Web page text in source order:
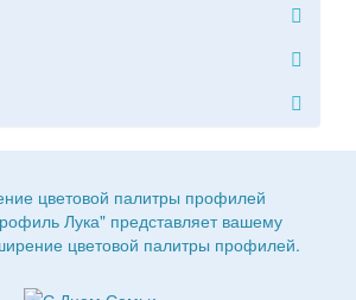
Лука" представляет вашему
цветовой палитры профилей.